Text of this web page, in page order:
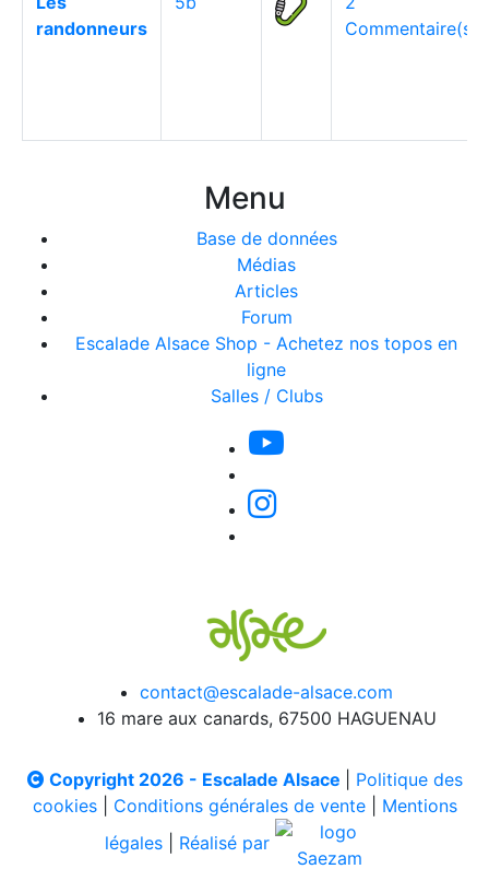
randonneurs
Commentaire(s)
Menu
Base de données
Médias
Articles
Forum
Escalade Alsace Shop - Achetez nos topos en
ligne
Salles / Clubs
contact@escalade-alsace.com
16 mare aux canards, 67500 HAGUENAU
Copyright 2026 - Escalade Alsace
Politique des
cookies| Conditions générales de vente| Mentions
légales
Réalisé par